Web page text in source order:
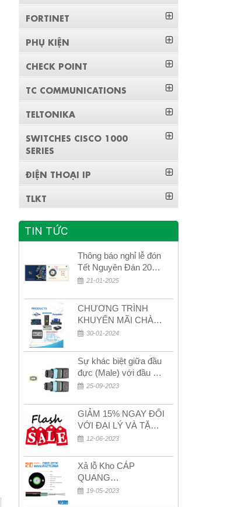
FORTINET
PHỤ KIỆN
CHECK POINT
TC COMMUNICATIONS
TELTONIKA
SWITCHES CISCO 1000
SERIES
ĐIỆN THOẠI IP
TLKT
TIN TỨC
Thông báo nghỉ lễ đón
Tết Nguyên Đán 2026
– Xuân Bính Ngọ!
21-01-2025
CHƯƠNG TRÌNH
KHUYẾN MÃI CHÀO
MỪNG NĂM MỚI
30-01-2024
Sự khác biệt giữa đầu
đực (Male) với đầu cái
(Female) trong bộ đầu
25-09-2023
GIẢM 15% NGAY ĐỐI
VỚI ĐẠI LÝ VÀ TẶNG
QUÀ KHÁCH HÀNG
12-06-2023
Xả lỗ Kho CÁP
QUANG
MULTIMODE CÁP
19-05-2023